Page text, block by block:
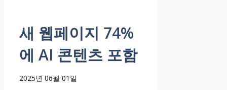
새 웹페이지 74%
에 AI 콘텐츠 포함
2025년 06월 01일